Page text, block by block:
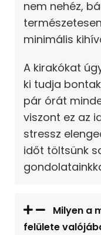
nem nehéz,
minimális
A kirakókat
ki tudja
pár órát
viszont ez az
stressz
időt töltsünk
Milyen a
felülete